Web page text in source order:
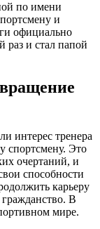
по имени
и
официально
раз и стал папой
интерес тренера
спортсмену. Это
очертаний, и
способности
карьеру
В
мире.